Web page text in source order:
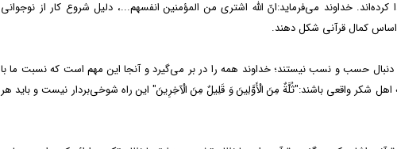
خداوند می‌فرماید:انّ اللَّه اشتری من المؤمنین انفسهم...، دلیل شروع کار از نوجوانی
اساس کمال قرآنی شکل دهند.
دنبال حسب و نسب نیستند؛ خداوند همه را در بر می‌گیرد و آنجا این مهم است که نسبت ما با
شکر واقعی باشند:"ثُلَّةٌ مِنَ الْأَوَّلِینَ وَ قَلِیلٌ مِنَ الْآخِرِینَ" این راه شوخی‌بردار نیست و باید هر